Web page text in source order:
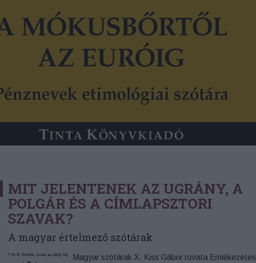
MIT JELENTENEK AZ UGRÁNY, A
POLGÁR ÉS A CÍMLAPSZTORI
SZAVAK?
A magyar értelmező szótárak
Magyar szótárak X. Kiss Gábor rovata Emlékezetes